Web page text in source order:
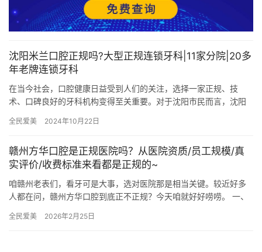
沈阳米兰口腔正规吗?大型正规连锁牙科|11家分院|20多
年老牌连锁牙科
在当今社会，口腔健康日益受到人们的关注，选择一家正规、技
术、口碑良好的牙科机构变得至关重要。对于沈阳市民而言，沈阳
腔的正规…
全民爱美 2024年10月22日
赣州方华口腔是正规医院吗？从医院资质/员工规模/真
实评价/收费标准来看都是正规的~
咱赣州老表们，看牙可是大事，选对医院那是相当关键。较近好多
人都在问，赣州方华口腔到底正不正规？今天咱就好好唠唠。 一、
要…
全民爱美 2026年2月25日